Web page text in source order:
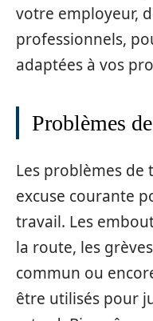
votre employeur,
professionnels,
adaptées à vos
Problèmes
Les problèmes
excuse courante
travail. Les
la route, les
commun ou
être utilisés pour